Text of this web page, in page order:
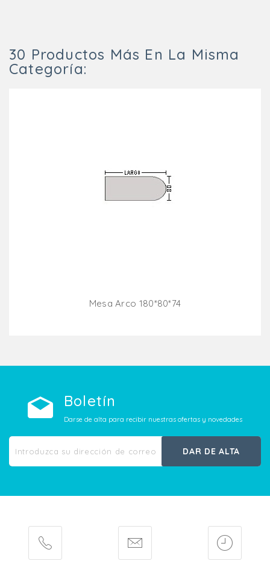
30 Productos Más En La Misma
Categoría:
Mesa Arco 180*80*74
Boletín
Darse de alta para recibir nuestras ofertas y novedades
DAR DE ALTA